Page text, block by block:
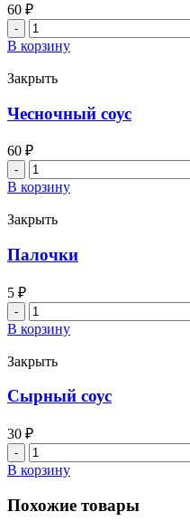
60 ₽
Количество
товара
Спайси
соус
В корзину
Закрыть
Чесночный соус
60 ₽
Количество
товара
Чесночный
соус
В корзину
Закрыть
Палочки
5 ₽
Количество
товара
Палочки
В корзину
Закрыть
Сырный соус
30 ₽
Количество
товара
Сырный
В корзину
Похожие товары